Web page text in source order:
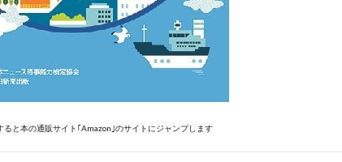
と本の通販サイト｢Amazon｣のサイトにジャンプします